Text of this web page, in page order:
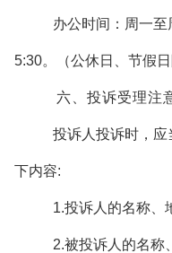
办公时间：周一
5:30。（公休日、节假日
六、投诉受理注
投诉人投诉时，应
下内容:
1.投诉人的名称、
2.被投诉人的名称